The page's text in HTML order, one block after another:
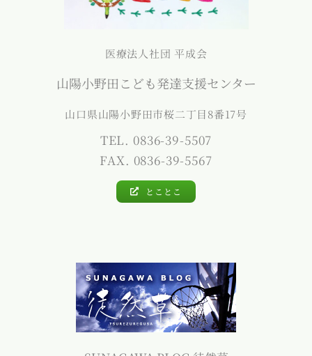
医療法人社団 平成会
山陽小野田こども発達支援センター
山口県山陽小野田市桜二丁目8番17号
TEL. 0836-39-5507
FAX. 0836-39-5567
とことこ